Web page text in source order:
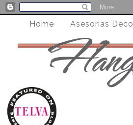
Home Asesorias Deco